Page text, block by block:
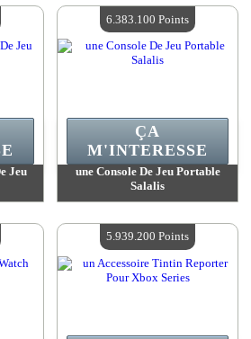
4
Quantité Disponible :4
Jeu
4
une Console De Jeu Portable
Salalis
Quantité Disponible :4
ÇA
M'INTERESSE
6.383.100 Points
5.939.200 Points